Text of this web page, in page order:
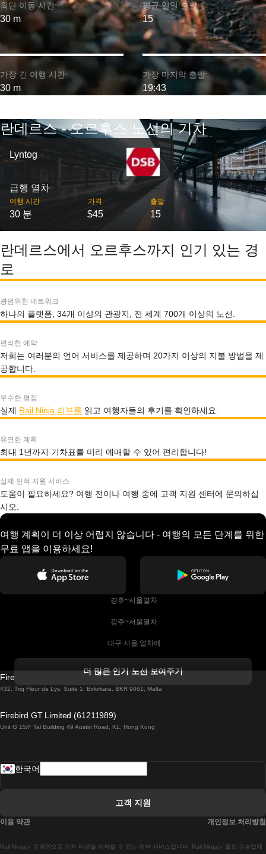
최단 이동 시간:
30 m
가장 긴 여행 시간:
30 m
평균 일일 출발:
15
가장 마지막 출발:
19:43
란데르스 - 오르후스 노선의 기차
Lyntog
급행 열차
여행 시간
30 분
가격
$45
출발
15
란데르스에서 오르후스까지 인기 있는 경
로
광범위한 네트워크
하나의 플랫폼, 34개 이상의 관광지, 전 세계 700개 이상의 노선.
편리한 예약
저희는 여러분의 언어 서비스를 제공하며 20가지 이상의 지불 방법을 제
공합니다.
우수한 평점
실제 Rail Ninja 리뷰를 읽고 여행자들의 후기를 확인하세요.
유연한 계획
최대 1년까지 기차표를 미리 예매할 수 있어 편리합니다!
실제 인적 지원 서비스
도움이 필요하세요? 여행 전이나 여행 중에 고객 지원 센터에 문의하십
시오.
여행 계획이 더 이상 어렵지 않습니다 - 여행의 모든 단계를 위한
무료 앱을 이용하세요!
경주~서울열차
광주~서울열차
대구 서울 열차에
더블린에서 골웨이 열차
로마에서 나폴리 열차
더 많은 인기 노선 보여주기
Firebird GT Limited (OC 1451)
432, Triq Fleur de Lys, Suite 1, Birkirkara, BKR 9061, Malta
Firebird GT Limited (61211989)
Unit G 15/F Tal Building 49 Austin Road, KL, Hong Kong
Rail Ninja는 온라인으로 기차 티켓을 예약할 수 있는 예약 서비스입니다. Rail Ninja는 철도 운송업체
한국어
고객 지원
이용 약관 개인정보 처리방침